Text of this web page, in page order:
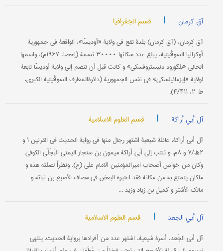
آق کرمان | قسم الجغرافیا
آق کِرمان، (آق کِرمان) بلدة تقع في ولایة «أودیسّا»، الواقعة في جمهوریة
أوکرانیا السوڤیتیة، یبلغ عدد سکانها ۳۰۰۰۰ نسمة (إحصاء ۱۹۶۷م). واسمها
الحالي «بلگورود دنیستروفسکي» و کانت قبل أن تنضم إلی ولایة أودیسّا تابعة
لولایة «إیزمائیلسکي» في نفس الجمهوریة (دائرة‌المعارف السوڤیتیة الکبری،
ط: ۲، ۴/۴۱۱).
آل أبي أراکة | قسم العلوم الاسلامیة
آل أبي أراکة، عائلة شیعیة اشتهر رجال منها في روایة الحدیث في القرنین ۱ و
۲ھ/۷ و ۸م. و تنتب إلی أبي أراکة میمون بن سنجار الیمني البَجَلّي الکوفي
وکان من خواص أصحاب امیرالمؤمنین الامام علي (ع). ونظراً لصلته هذه و
ماکان یتمتع به من مکانة فقد اعتبره البعض في مصاف الأصبع بن نباته و
مالک الأشتر و کمیل بن زیاد وزید ...
آل أبي الجعد | قسم العلوم الاسلامیة
آل أبي الجَعد، أسرة شیعیة، اشتهر عدد من أفرادها بروایة الحدیث. ینتهي